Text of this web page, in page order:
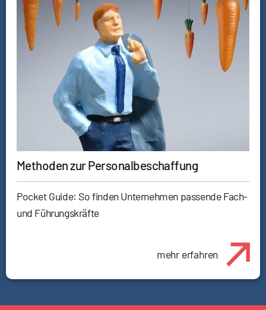
Methoden zur Personalbeschaffung
Pocket Guide: So finden Unternehmen passende Fach-
und Führungskräfte
mehr erfahren